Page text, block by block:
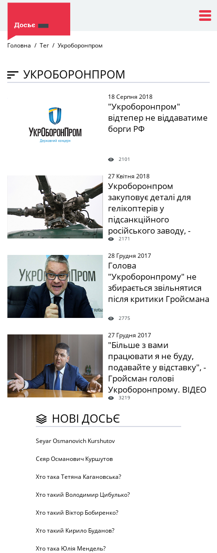
Головна Тег Укроборонпром
УКРОБОРОНПРОМ
18 Серпня 2018
"Укроборонпром"
відтепер не віддаватиме
борги РФ
2101
27 Квітня 2018
Укроборонпром
закуповує деталі для
гелікоптерів у
підсанкційного
російського заводу, -
Схеми
2171
28 Грудня 2017
Голова
"Укроборонпрому" не
збирається звільнятися
після критики Гройсмана
2775
27 Грудня 2017
"Більше з вами
працювати я не буду,
подавайте у відставку", -
Гройсман голові
Укроборонпрому. ВІДЕО
3219
НОВІ ДОСЬЄ
Seyar Osmanovich Kurshutov
Сєяр Османович Куршутов
Хто така Тетяна Кагановська?
Хто такий Володимир Цибулько?
Хто такий Віктор Бобиренко?
Хто такий Кирило Буданов?
Хто така Юлія Мендель?